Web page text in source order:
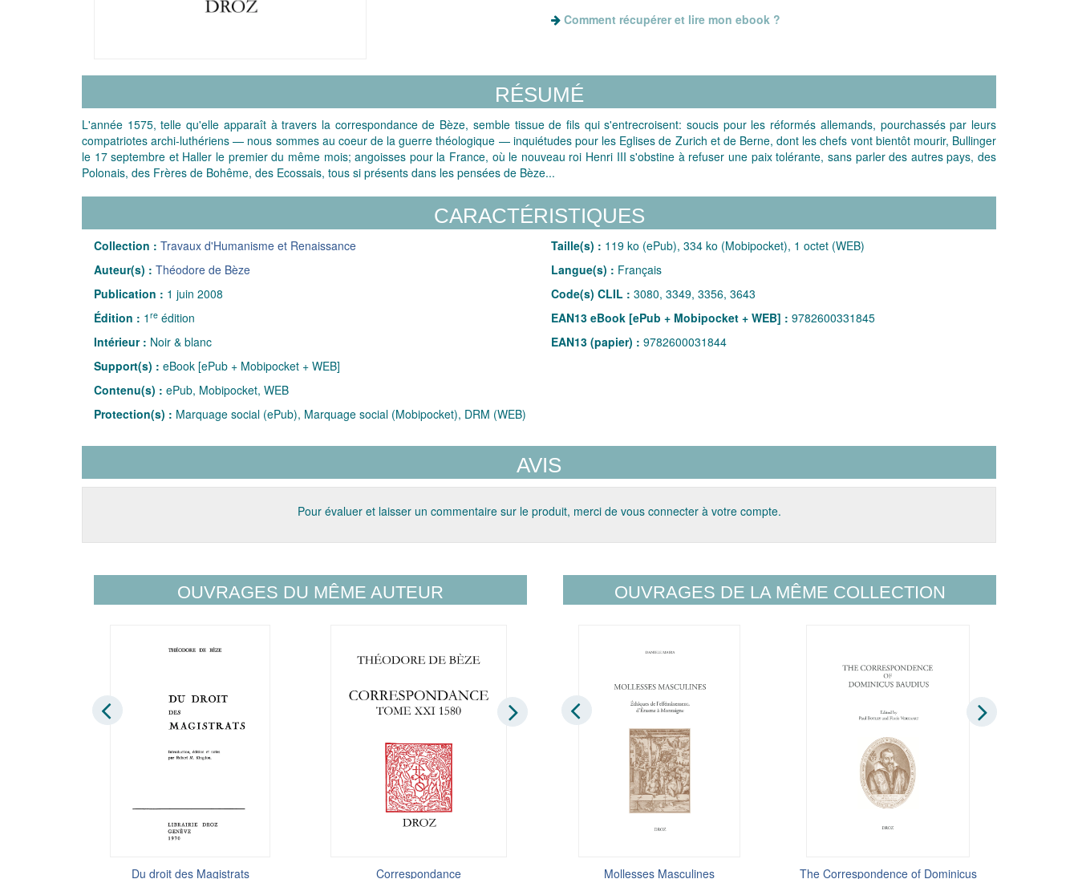
Comment récupérer et lire mon ebook ?
RÉSUMÉ
L'année 1575, telle qu'elle apparaît à travers la correspondance de Bèze, semble tissue de fils qui s'entrecroisent: soucis pour les réformés allemands, pourchassés par leurs
compatriotes archi-luthériens — nous sommes au coeur de la guerre théologique — inquiétudes pour les Eglises de Zurich et de Berne, dont les chefs vont bientôt mourir, Bullinger
le 17 septembre et Haller le premier du même mois; angoisses pour la France, où le nouveau roi Henri III s'obstine à refuser une paix tolérante, sans parler des autres pays, des
Polonais, des Frères de Bohême, des Ecossais, tous si présents dans les pensées de Bèze...
CARACTÉRISTIQUES
Collection : Travaux d'Humanisme et Renaissance
Auteur(s) : Théodore de Bèze
Publication : 1 juin 2008
Édition : 1 re édition
Intérieur : Noir & blanc
Support(s) : eBook [ePub + Mobipocket + WEB]
Contenu(s) : ePub, Mobipocket, WEB
Protection(s) : Marquage social (ePub), Marquage social (Mobipocket), DRM (WEB)
Taille(s) : 119 ko (ePub), 334 ko (Mobipocket), 1 octet (WEB)
Langue(s) : Français
Code(s) CLIL : 3080, 3349, 3356, 3643
EAN13 eBook [ePub + Mobipocket + WEB] : 9782600331845
EAN13 (papier) : 9782600031844
AVIS
Pour évaluer et laisser un commentaire sur le produit, merci de vous connecter à votre compte.
OUVRAGES DU MÊME AUTEUR
Du droit des Magistrats Correspondance Correspondance Correspondance
OUVRAGES DE LA MÊME COLLECTION
Rabelais 1523-2023. La genèse La Plume et le Lys Mollesses Masculines The Correspondence of Dominicus